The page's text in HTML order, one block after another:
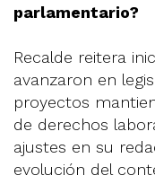
parlamentario?
Recalde reitera
avanzaron en
proyectos
de derechos
ajustes en su
evolución del